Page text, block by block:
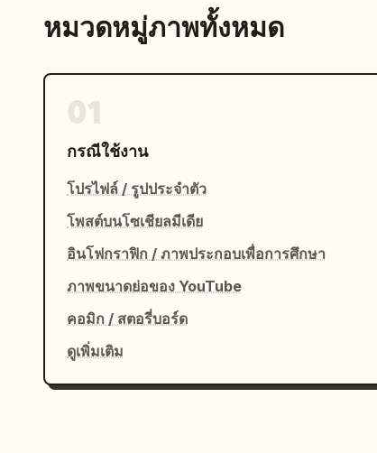
หมวดหมู่ภาพทั้งหมด
กรณีใช้งาน
โปรไฟล์ / รูปประจำตัว
โพสต์บนโซเชียลมีเดีย
อินโฟกราฟิก / ภาพประกอบเพื่อการศึกษา
ภาพขนาดย่อของ YouTube
คอมิก / สตอรี่บอร์ด
ดูเพิ่มเติม